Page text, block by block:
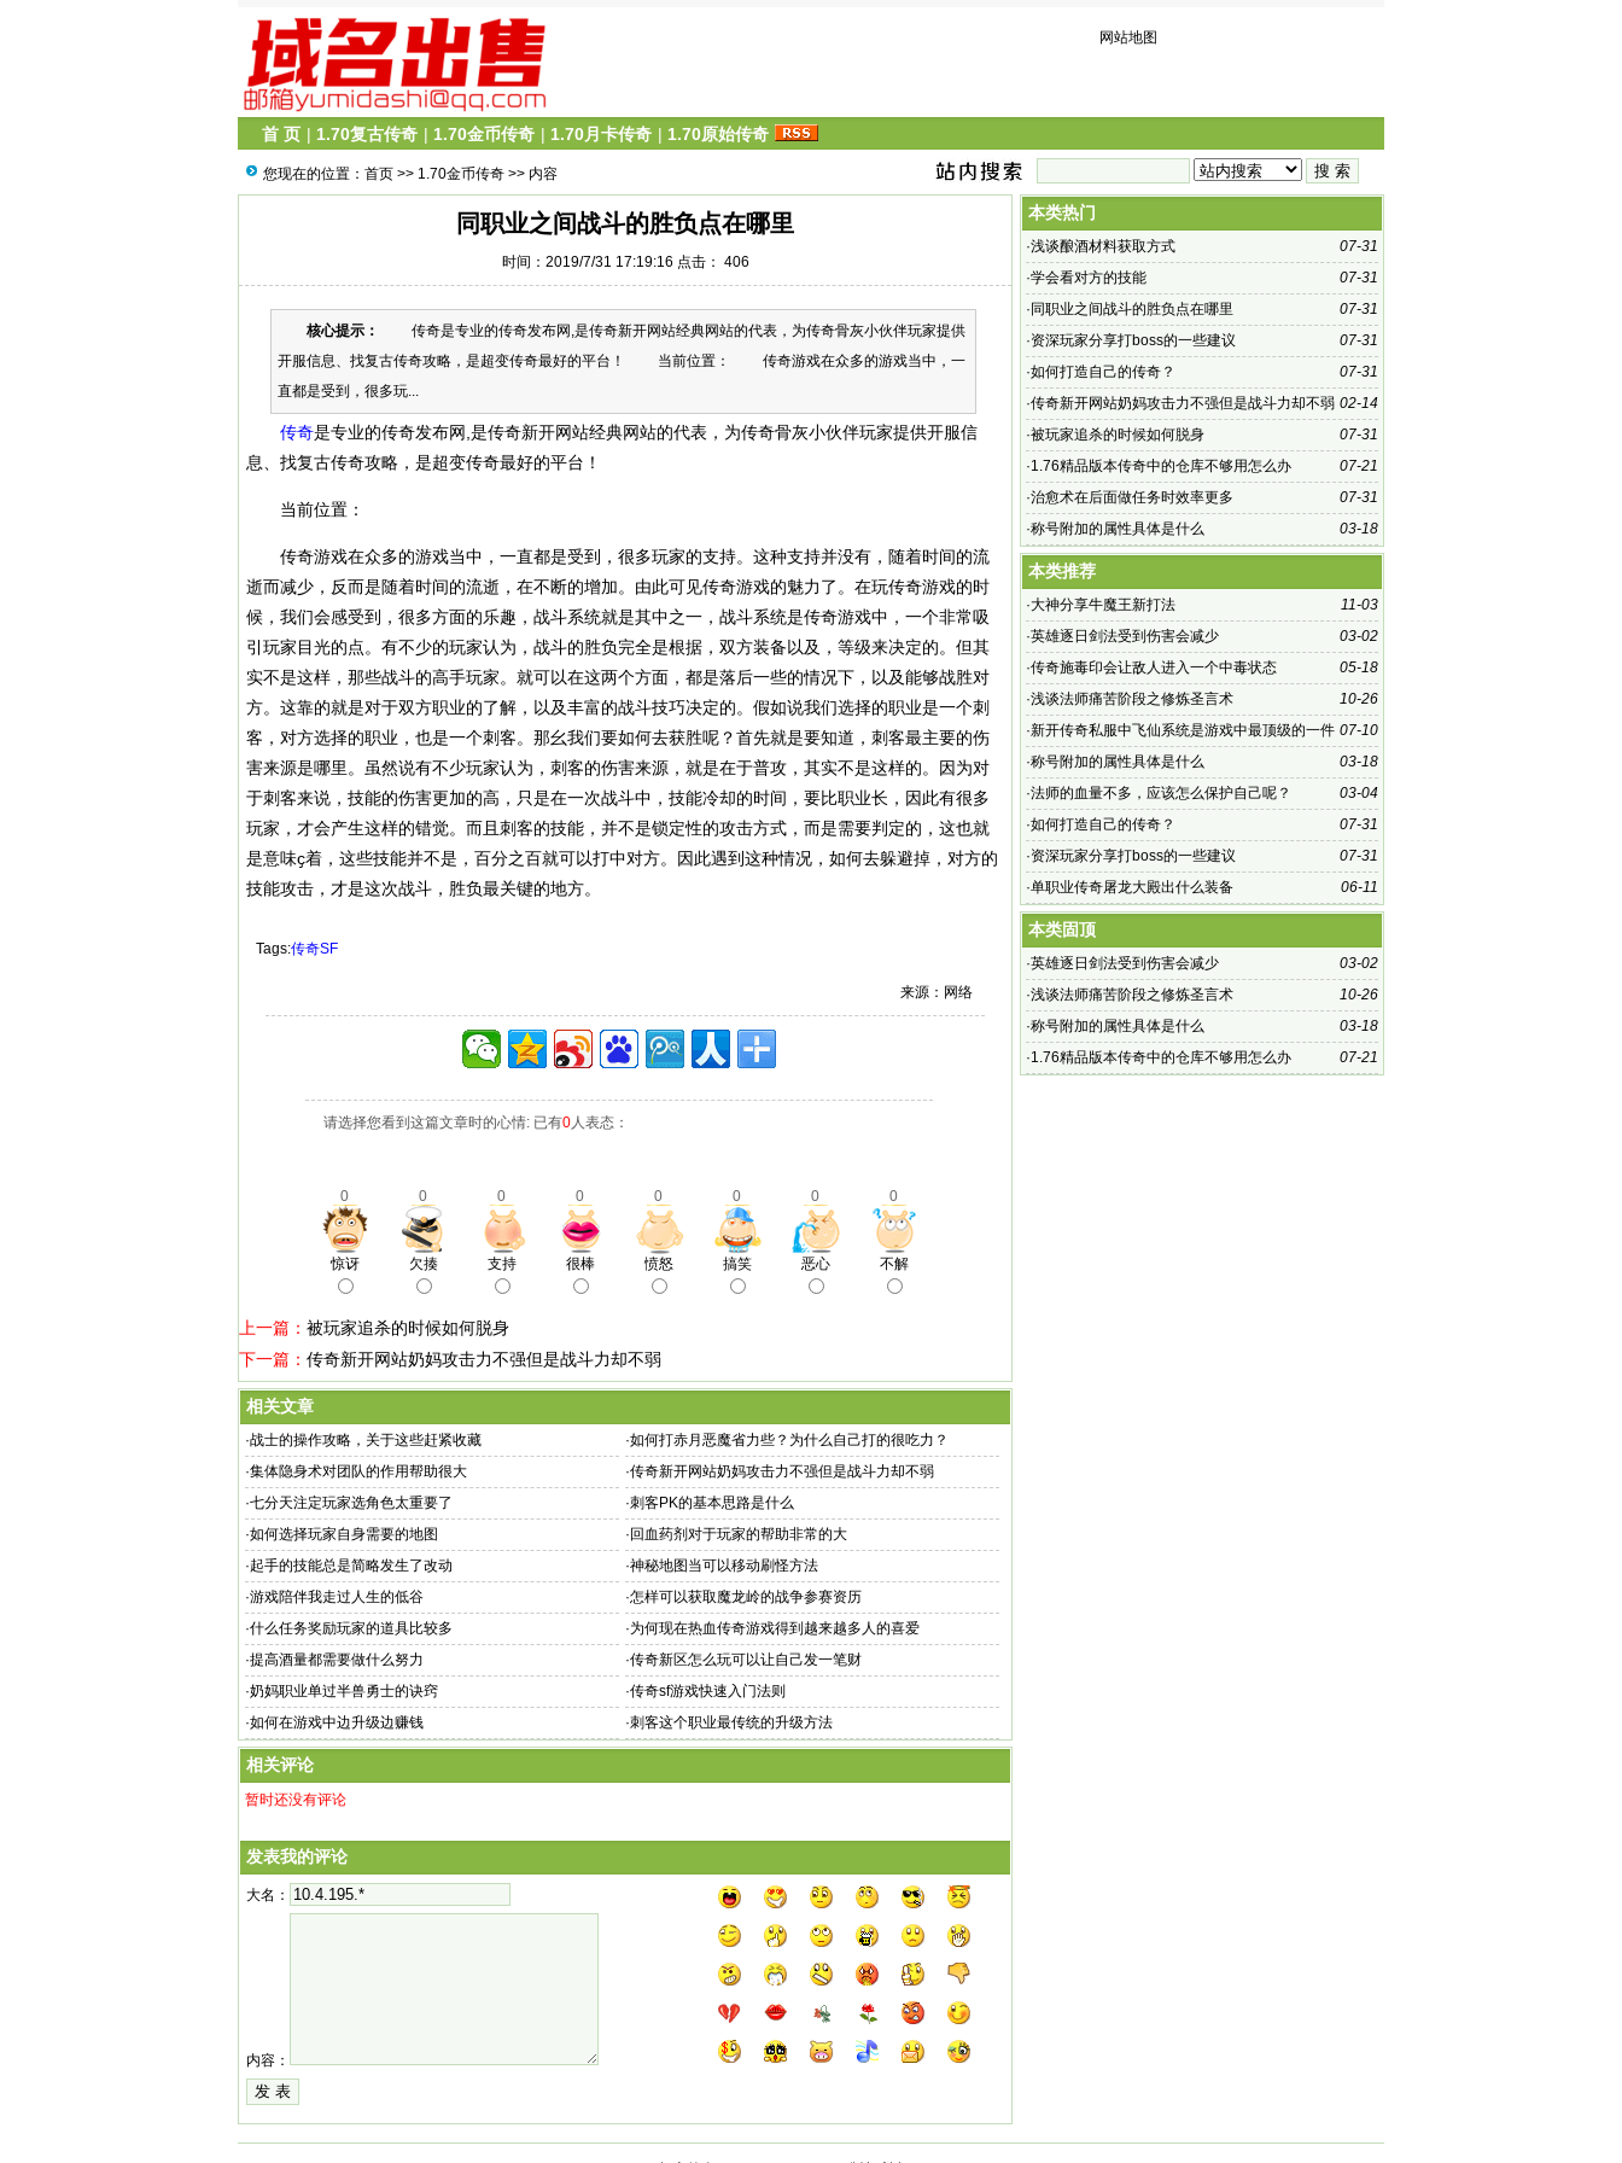
网站地图
首 页 | 1.70复古传奇 | 1.70金币传奇 | 1.70月卡传奇 | 1.70原始传奇
您现在的位置： 首页 >> 1.70金币传奇 >> 内容
同职业之间战斗的胜负点在哪里
时间：2019/7/31 17:19:16 点击： 406
核心提示：
传奇是专业的传奇发布网,是传奇新开网站经典网站的代表，为传奇骨灰小伙伴玩家提供
开服信息、找复古传奇攻略，是超变传奇最好的平台！ 当前位置： 传奇游戏在众多的游戏当中，一
直都是受到，很多玩...
传奇是专业的传奇发布网,是传奇新开网站经典网站的代表，为传奇骨灰小伙伴玩家提供开服信
息、找复古传奇攻略，是超变传奇最好的平台！
当前位置：
传奇游戏在众多的游戏当中，一直都是受到，很多玩家的支持。这种支持并没有，随着时间的流
逝而减少，反而是随着时间的流逝，在不断的增加。由此可见传奇游戏的魅力了。在玩传奇游戏的时
候，我们会感受到，很多方面的乐趣，战斗系统就是其中之一，战斗系统是传奇游戏中，一个非常吸
引玩家目光的点。有不少的玩家认为，战斗的胜负完全是根据，双方装备以及，等级来决定的。但其
实不是这样，那些战斗的高手玩家。就可以在这两个方面，都是落后一些的情况下，以及能够战胜对
方。这靠的就是对于双方职业的了解，以及丰富的战斗技巧决定的。假如说我们选择的职业是一个刺
客，对方选择的职业，也是一个刺客。那幺我们要如何去获胜呢？首先就是要知道，刺客最主要的伤
害来源是哪里。虽然说有不少玩家认为，刺客的伤害来源，就是在于普攻，其实不是这样的。因为对
于刺客来说，技能的伤害更加的高，只是在一次战斗中，技能冷却的时间，要比职业长，因此有很多
玩家，才会产生这样的错觉。而且刺客的技能，并不是锁定性的攻击方式，而是需要判定的，这也就
是意味ҫ着，这些技能并不是，百分之百就可以打中对方。因此遇到这种情况，如何去躲避掉，对方的
技能攻击，才是这次战斗，胜负最关键的地方。
Tags:传奇SF
来源：网络
请选择您看到这篇文章时的心情: 已有0人表态：
0 0 0 0 0 0 0 0
惊讶 欠揍 支持 很棒 愤怒 搞笑 恶心 不解
上一篇： 被玩家追杀的时候如何脱身
下一篇： 传奇新开网站奶妈攻击力不强但是战斗力却不弱
相关文章
·战士的操作攻略，关于这些赶紧收藏 ·如何打赤月恶魔省力些？为什么自己打的很吃力？
·集体隐身术对团队的作用帮助很大 ·传奇新开网站奶妈攻击力不强但是战斗力却不弱
·七分天注定玩家选角色太重要了 ·刺客PK的基本思路是什么
·如何选择玩家自身需要的地图 · 回血药剂对于玩家的帮助非常的大
·起手的技能总是简略发生了改动 ·神秘地图当可以移动刷怪方法
·游戏陪伴我走过人生的低谷 ·怎样可以获取魔龙岭的战争参赛资历
·什么任务奖励玩家的道具比较多 ·为何现在热血传奇游戏得到越来越多人的喜爱
·提高酒量都需要做什么努力 ·传奇新区怎么玩可以让自己发一笔财
·奶妈职业单过半兽勇士的诀窍 ·传奇sf游戏快速入门法则
·如何在游戏中边升级边赚钱 ·刺客这个职业最传统的升级方法
相关评论
暂时还没有评论
发表我的评论
大名：
内容：
本类热门
07-31
·浅谈酿酒材料获取方式
07-31
·学会看对方的技能
07-31
· 同职业之间战斗的胜负点在哪里
07-31
·资深玩家分享打boss的一些建议
07-31
·如何打造自己的传奇？
02-14
·传奇新开网站奶妈攻击力不强但是战斗力却不弱
07-31
·被玩家追杀的时候如何脱身
07-21
·1.76精品版本传奇中的仓库不够用怎么办
07-31
·治愈术在后面做任务时效率更多
03-18
·称号附加的属性具体是什么
本类推荐
11-03
·大神分享牛魔王新打法
03-02
·英雄逐日剑法受到伤害会减少
05-18
·传奇施毒印会让敌人进入一个中毒状态
10-26
·浅谈法师痛苦阶段之修炼圣言术
07-10
·新开传奇私服中飞仙系统是游戏中最顶级的一件
装备
03-18
·称号附加的属性具体是什么
03-04
·法师的血量不多，应该怎么保护自己呢？
07-31
·如何打造自己的传奇？
07-31
·资深玩家分享打boss的一些建议
06-11
·单职业传奇屠龙大殿出什么装备
本类固顶
03-02
·英雄逐日剑法受到伤害会减少
10-26
·浅谈法师痛苦阶段之修炼圣言术
03-18
·称号附加的属性具体是什么
07-21
·1.76精品版本传奇中的仓库不够用怎么办